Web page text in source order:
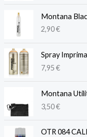
Montana
2,90€
Spray
7,95€
Montana
3,50€
OTR 084